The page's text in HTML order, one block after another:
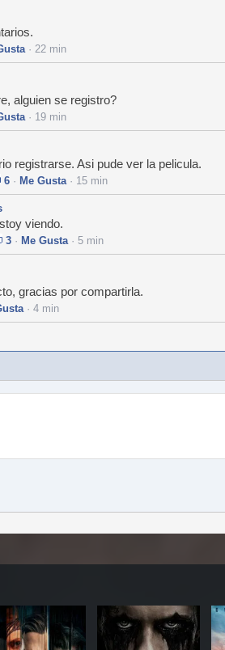
· 22 min
alguien se registro?
· 19 min
registrarse. Asi pude ver la pelicula.
6· Me Gusta· 15 min
viendo.
3· Me Gusta· 5 min
gracias por compartirla.
· 4 min